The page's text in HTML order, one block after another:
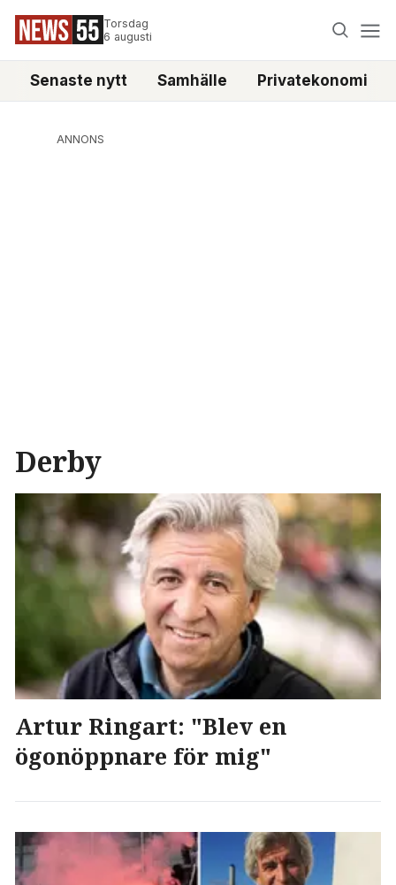
Torsdag
6 augusti
Senaste nytt Samhälle Privatekonomi
ANNONS
Derby
Artur Ringart: "Blev en
ögonöppnare för mig"